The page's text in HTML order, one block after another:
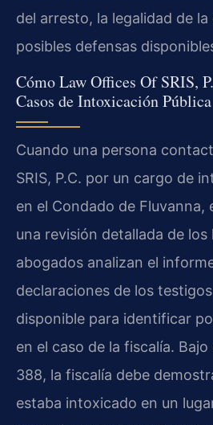
del arresto, la legalidad de
posibles defensas
Cómo Law Offices Of SRIS,
Casos de Intoxicación Pública
Cuando una persona
SRIS, P.C. por un cargo de
en el Condado de Fluvanna,
una revisión detallada de
abogados analizan el
declaraciones de los
disponible para identificar
en el caso de la fiscalía. Bajo
388, la fiscalía debe
estaba intoxicado en un